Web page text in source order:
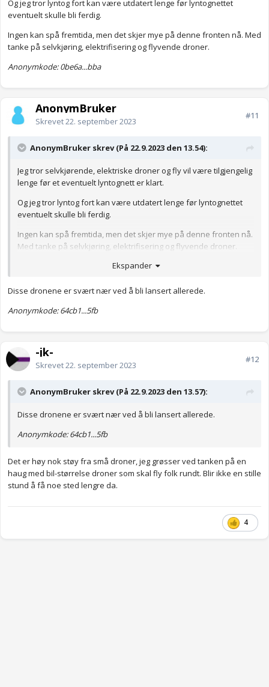
Og jeg tror lyntog fort kan være utdatert lenge før lyntognettet
eventuelt skulle bli ferdig.
Ingen kan spå fremtida, men det skjer mye på denne fronten nå. Med
tanke på selvkjøring, elektrifisering og flyvende droner.
Anonymkode: 0be6a...bba
AnonymBruker
Skrevet22. september 2023
#11
AnonymBruker skrev (På 22.9.2023 den 13.54):
Jeg tror selvkjørende, elektriske droner og fly vil være tilgjengelig
lenge før et eventuelt lyntognett er klart.
Og jeg tror lyntog fort kan være utdatert lenge før lyntognettet
eventuelt skulle bli ferdig.
Ingen kan spå fremtida, men det skjer mye på denne fronten nå.
Med tanke på selvkjøring, elektrifisering og flyvende droner.
Ekspander
Disse dronene er svært nær ved å bli lansert allerede.
Anonymkode: 64cb1...5fb
-jk-
Skrevet22. september 2023
#12
AnonymBruker skrev (På 22.9.2023 den 13.57):
Disse dronene er svært nær ved å bli lansert allerede.
Anonymkode: 64cb1...5fb
Det er høy nok støy fra små droner, jeg grøsser ved tanken på en
haug med bil-størrelse droner som skal fly folk rundt. Blir ikke en stille
stund å få noe sted lengre da.
4